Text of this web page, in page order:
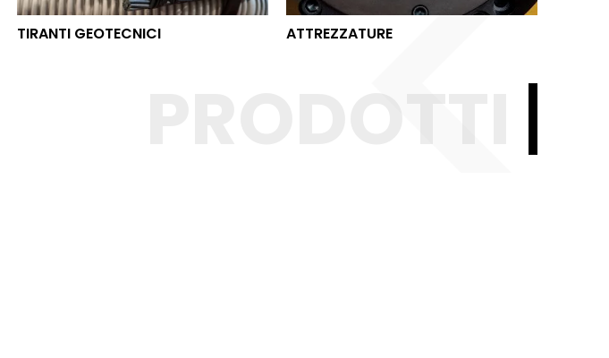
TIRANTI GEOTECNICI ATTREZZATURE